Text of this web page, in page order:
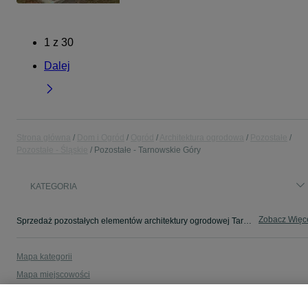
1 z 30
Dalej
Pozostałe - Tarnowskie Góry
KATEGORIA
Sprzedaż pozostałych elementów architektury ogrodowej Tarnowskie Góry ▶️ Bogaty wybór ✅ Nowe i używane w atrakcyjnych cenach ☝ Sprawdź oferty na OLX.pl! Zobacz
Mapa kategorii
Mapa miejscowości